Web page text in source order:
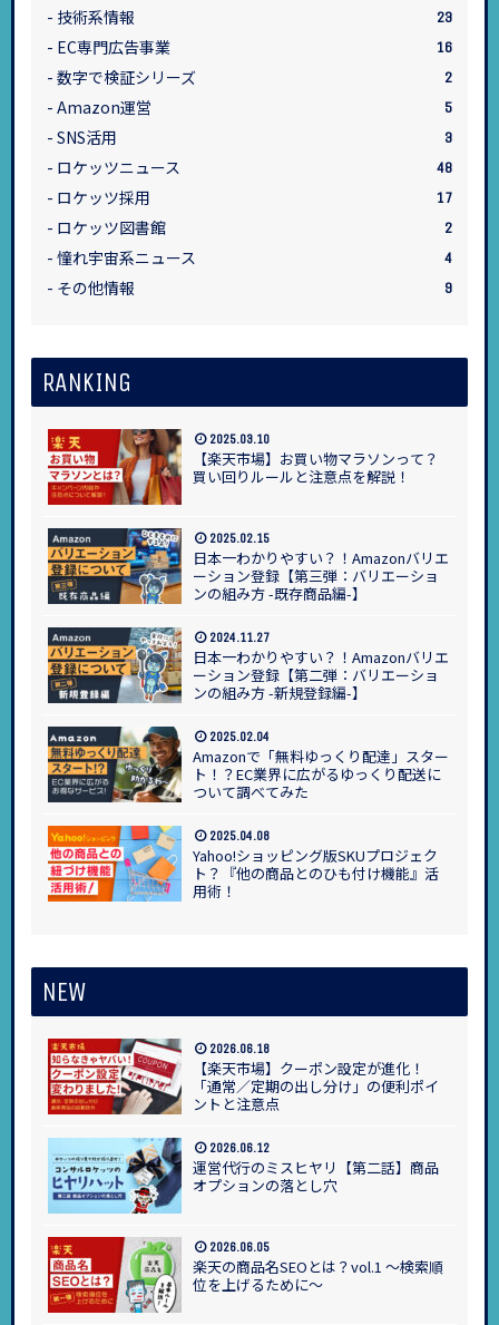
技術系情報 23
EC専門広告事業 16
数字で検証シリーズ 2
Amazon運営 5
SNS活用 3
ロケッツニュース 48
ロケッツ採用 17
ロケッツ図書館 2
憧れ宇宙系ニュース 4
その他情報 9
RANKING
【楽天市場】お買い物マラソンって？
買い回りルールと注意点を解説！
2025.03.10
日本一わかりやすい？！Amazonバリエ
ーション登録【第三弾：バリエーショ
ンの組み方 -既存商品編-】
2025.02.15
日本一わかりやすい？！Amazonバリエ
ーション登録【第二弾：バリエーショ
ンの組み方 -新規登録編-】
2024.11.27
Amazonで「無料ゆっくり配達」スター
ト！？EC業界に広がるゆっくり配送に
ついて調べてみた
2025.02.04
Yahoo!ショッピング版SKUプロジェク
ト？『他の商品とのひも付け機能』活
用術！
2025.04.08
NEW
【楽天市場】クーポン設定が進化！
「通常／定期の出し分け」の便利ポイ
ントと注意点
2026.06.18
運営代行のミスヒヤリ【第二話】商品
オプションの落とし穴
2026.06.12
楽天の商品名SEOとは？vol.1 ～検索順
位を上げるために～
2026.06.05